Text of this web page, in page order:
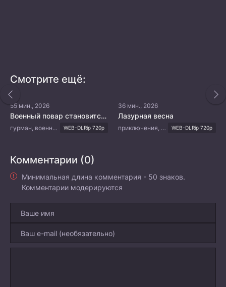
Смотрите ещё:
55 мин., 2026
Военный повар становится легендой
гурман, военный, комедия, фэнтези WEB-DLRip 720p
36 мин., 2026
Лазурная весна
приключения, повседневность, молодость, драма WEB-DLRip 720p
Комментарии (0)
Минимальная длина комментария - 50 знаков.
Комментарии модерируются